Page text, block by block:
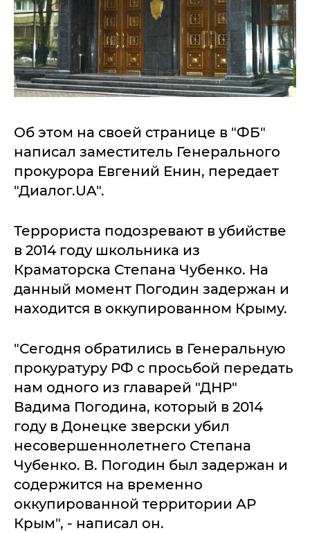
Об этом на своей странице в "ФБ"
написал заместитель Генерального
прокурора Евгений Енин, передает
"Диалог.UA".
Террориста подозревают в убийстве
в 2014 году школьника из
Краматорска Степана Чубенко. На
данный момент Погодин задержан и
находится в оккупированном Крыму.
"Сегодня обратились в Генеральную
прокуратуру РФ с просьбой передать
нам одного из главарей "ДНР"
Вадима Погодина, который в 2014
году в Донецке зверски убил
несовершеннолетнего Степана
Чубенко. В. Погодин был задержан и
содержится на временно
оккупированной территории АР
Крым", - написал он.